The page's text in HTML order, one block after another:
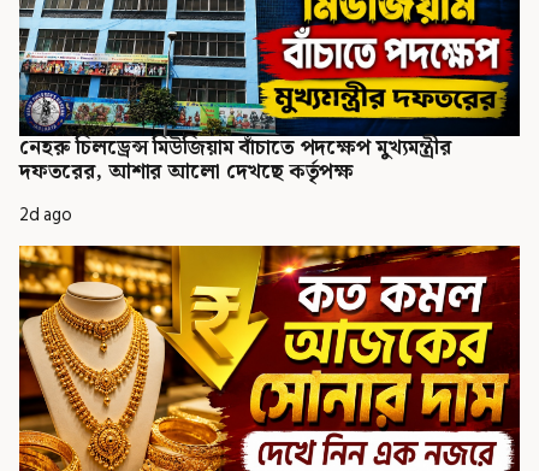
নেহরু চিলড্রেন্স মিউজিয়াম বাঁচাতে পদক্ষেপ মুখ্যমন্ত্রীর
দফতরের, আশার আলো দেখছে কর্তৃপক্ষ
2d ago